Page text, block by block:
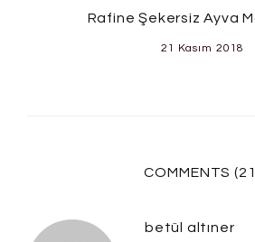
Rafine Şekersiz Ayva
21 Kasım 2018
COMMENTS
betül altıner